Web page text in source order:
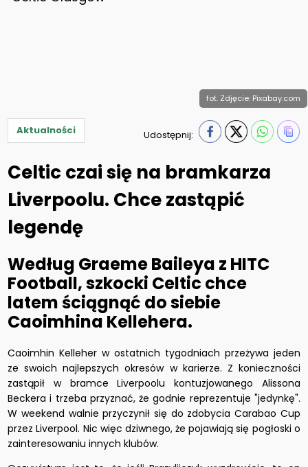
fot. Zdjęcie: Pixabay.com
Aktualności Udostępnij:
Celtic czai się na bramkarza
Liverpoolu. Chce zastąpić
legendę
Według Graeme Baileya z HITC
Football, szkocki Celtic chce
latem ściągnąć do siebie
Caoimhina Kellehera.
Caoimhin Kelleher w ostatnich tygodniach przeżywa jeden
ze swoich najlepszych okresów w karierze. Z konieczności
zastąpił w bramce Liverpoolu kontuzjowanego Alissona
Beckera i trzeba przyznać, że godnie reprezentuje "jedynkę".
W weekend walnie przyczynił się do zdobycia Carabao Cup
przez Liverpool. Nic więc dziwnego, że pojawiają się pogłoski o
zainteresowaniu innych klubów.